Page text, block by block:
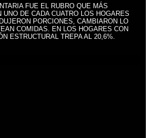
FUE EL RUBRO QUE MÁS
UNO DE CADA CUATRO LOS HOGARES
PORCIONES, CAMBIARON LO
COMIDAS. EN LOS HOGARES CON
ESTRUCTURAL TREPA AL 20,6%.